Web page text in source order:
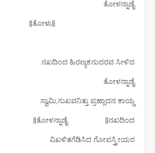
ತೋಳನ್ನಾಡೈ
||ತೋಳು||
ನಖದಿಂದ ಹಿರಣ್ಯಕನುದರವ ಸೀಳಿದ
ತೋಳನ್ನಾಡೈ
ಸ್ವಾಮಿ,ಸುಖವನಿತ್ತು ಪ್ರಹ್ಲಾದನ ಕಾಯ್ದ
ತೋಳನ್ನಾಡೈ ||ನಖದಿಂದ||
ವಿಖಳಿತಗೆಡಿಸಿದ ಗೋಪಸ್ತ್ರೀಯರ